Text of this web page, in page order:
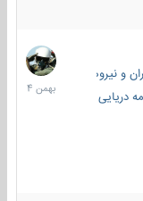
و نیروهای ویژه‌ی دریایی
22
بهمن
1404